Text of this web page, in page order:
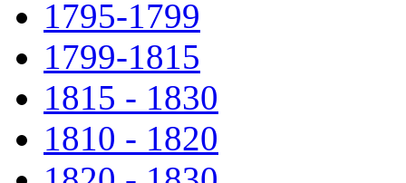
1795-1799
1799-1815
1815 - 1830
1810 - 1820